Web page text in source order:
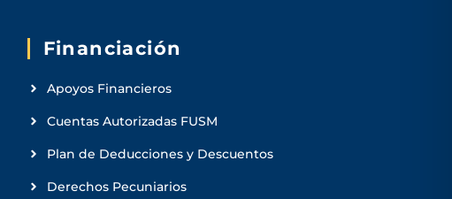
Financiación
Apoyos Financieros
Cuentas Autorizadas FUSM
Plan de Deducciones y Descuentos
Derechos Pecuniarios